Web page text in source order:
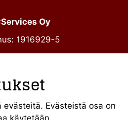
Oy
1916929-5
010 34 19 700Evästeistä osa on
käytetään